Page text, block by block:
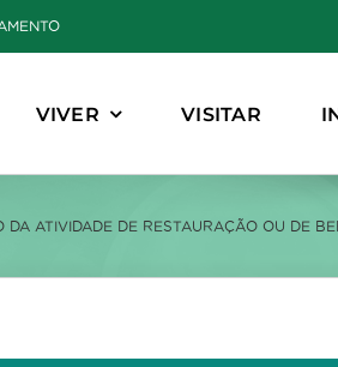
VIVER VISITAR
ATIVIDADE DE RESTAURAÇÃO OU DE